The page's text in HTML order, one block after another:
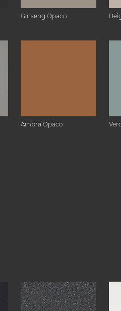
Ginseng Opaco
Ambra Opaco